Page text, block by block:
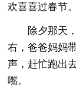
欢喜喜过春节。
除夕那天
右，爸爸妈妈
声，赶忙跑出
嘴。